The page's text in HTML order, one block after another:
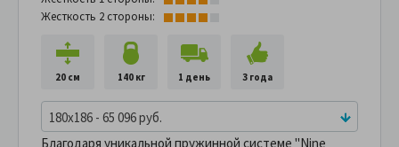
Жесткость 2 стороны:
20 см 140 кг 1 день 3 года
180x186 - 65 096 руб.
Благодаря уникальной пружинной системе "Nine